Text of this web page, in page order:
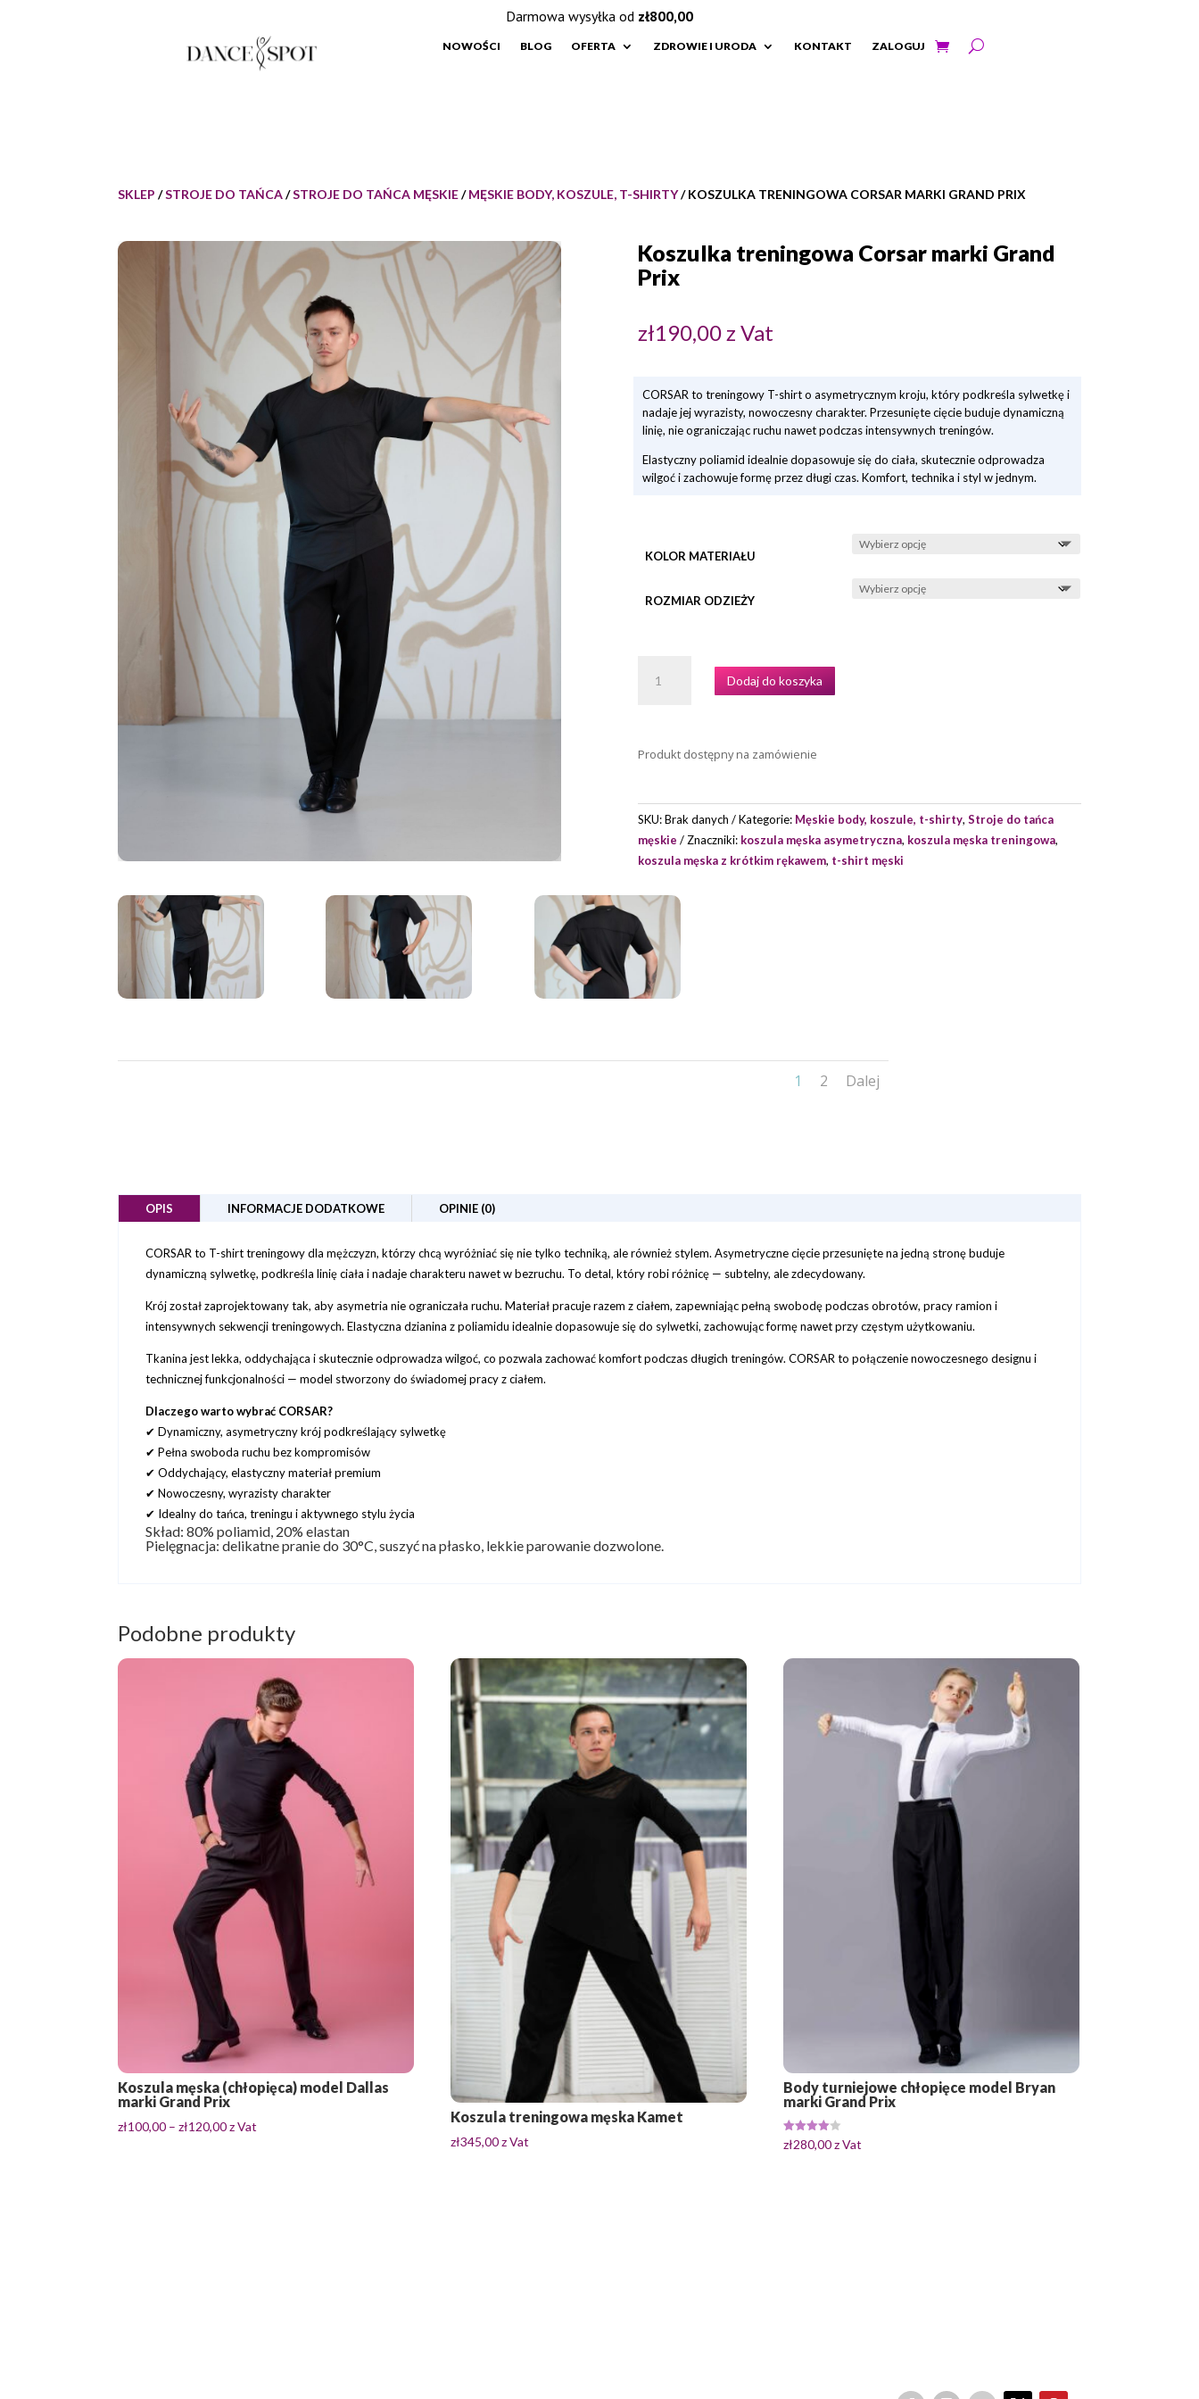
NOWOŚCI BLOG OFERTA ZDROWIE I URODA KONTAKT ZALOGUJ
SKLEP /STROJE DO TAŃCA/STROJE DO TAŃCA MĘSKIE/MĘSKIE BODY, KOSZULE, T-SHIRTY/ KOSZULKA TRENINGOWA CORSAR MARKI GRAND PRIX
Koszulka treningowa Corsar marki Grand
Prix
zł190,00z Vat
CORSAR to treningowy T-shirt o asymetrycznym kroju, który podkreśla sylwetkę i
nadaje jej wyrazisty, nowoczesny charakter. Przesunięte cięcie buduje dynamiczną
linię, nie ograniczając ruchu nawet podczas intensywnych treningów.
Elastyczny poliamid idealnie dopasowuje się do ciała, skutecznie odprowadza
wilgoć i zachowuje formę przez długi czas. Komfort, technika i styl w jednym.
KOLOR MATERIAŁU
ROZMIAR ODZIEŻY
KOSZULKA
MARKI
Dodaj do koszyka
Produkt dostępny na zamówienie
SKU:Brak danych Kategorie: Męskie body, koszule, t-shirty,Stroje do tańca
męskie
Znaczniki: koszula męska asymetryczna, koszula męska treningowa,
koszula męska z krótkim rękawem, t-shirt męski
1 2 Dalej
OPIS INFORMACJE DODATKOWE OPINIE (0)
CORSAR to T-shirt treningowy dla mężczyzn, którzy chcą wyróżniać się nie tylko techniką, ale również stylem. Asymetryczne cięcie przesunięte na jedną stronę buduje
dynamiczną sylwetkę, podkreśla linię ciała i nadaje charakteru nawet w bezruchu. To detal, który robi różnicę — subtelny, ale zdecydowany.
Krój został zaprojektowany tak, aby asymetria nie ograniczała ruchu. Materiał pracuje razem z ciałem, zapewniając pełną swobodę podczas obrotów, pracy ramion i
intensywnych sekwencji treningowych. Elastyczna dzianina z poliamidu idealnie dopasowuje się do sylwetki, zachowując formę nawet przy częstym użytkowaniu.
Tkanina jest lekka, oddychająca i skutecznie odprowadza wilgoć, co pozwala zachować komfort podczas długich treningów. CORSAR to połączenie nowoczesnego designu i
technicznej funkcjonalności — model stworzony do świadomej pracy z ciałem.
Dlaczego warto wybrać CORSAR?
✔ Dynamiczny, asymetryczny krój podkreślający sylwetkę
✔ Pełna swoboda ruchu bez kompromisów
✔ Oddychający, elastyczny materiał premium
✔ Nowoczesny, wyrazisty charakter
✔ Idealny do tańca, treningu i aktywnego stylu życia
Skład: 80% poliamid, 20% elastan
Pielęgnacja: delikatne pranie do 30°C, suszyć na płasko, lekkie parowanie dozwolone.
Podobne produkty
Koszula męska (chłopięca) model Dallas
marki Grand Prix
zł100,00 – zł120,00Zakres
z Vat
Koszula treningowa męska Kamet
zł345,00z Vat
Body turniejowe chłopięce model Bryan
marki Grand Prix
Oceniono
4.00
zł280,00z Vat
Darmowa wysyłka od zł800,00